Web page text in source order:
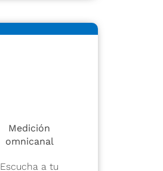
Medición
omnicanal
Escucha a tu